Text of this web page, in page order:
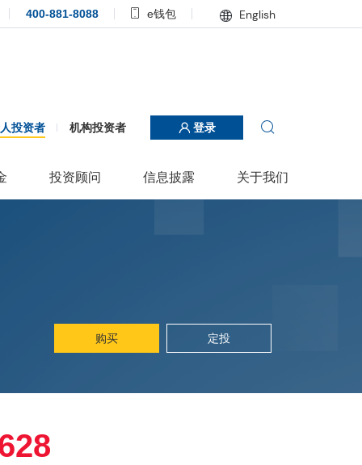
400-881-8088 e钱包 English
投资者 机构投资者 登录
投资顾问 信息披露 关于我们
购买 定投